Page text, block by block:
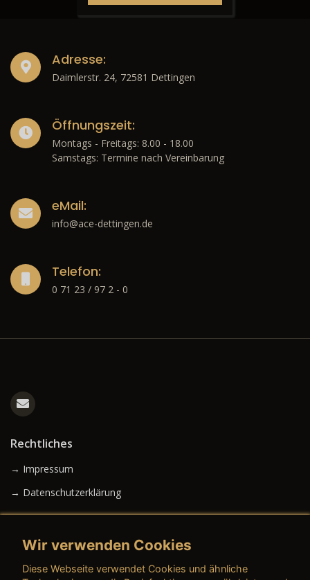
Adresse:
Daimlerstr. 24, 72581 Dettingen
Öffnungszeit:
Montags - Freitags: 8.00 - 18.00
Samstags: Termine nach Vereinbarung
eMail:
info@ace-dettingen.de
Telefon:
0 71 23 / 97 2 - 0
Rechtliches
→ Impressum
→ Datenschutzerklärung
Wir verwenden Cookies
Diese Webseite verwendet Cookies und ähnliche